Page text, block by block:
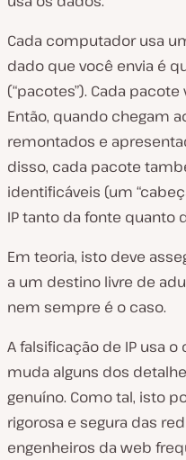
Cada computador usa
dado que você envia é
(“pacotes”). Cada
Então, quando chegam
remontados e
disso, cada pacote
identificáveis (um
IP tanto da fonte quanto
Em teoria, isto deve
a um destino livre de
nem sempre é o caso.
A falsificação de IP usa
muda alguns dos
genuíno. Como tal, isto
rigorosa e segura das
engenheiros da web